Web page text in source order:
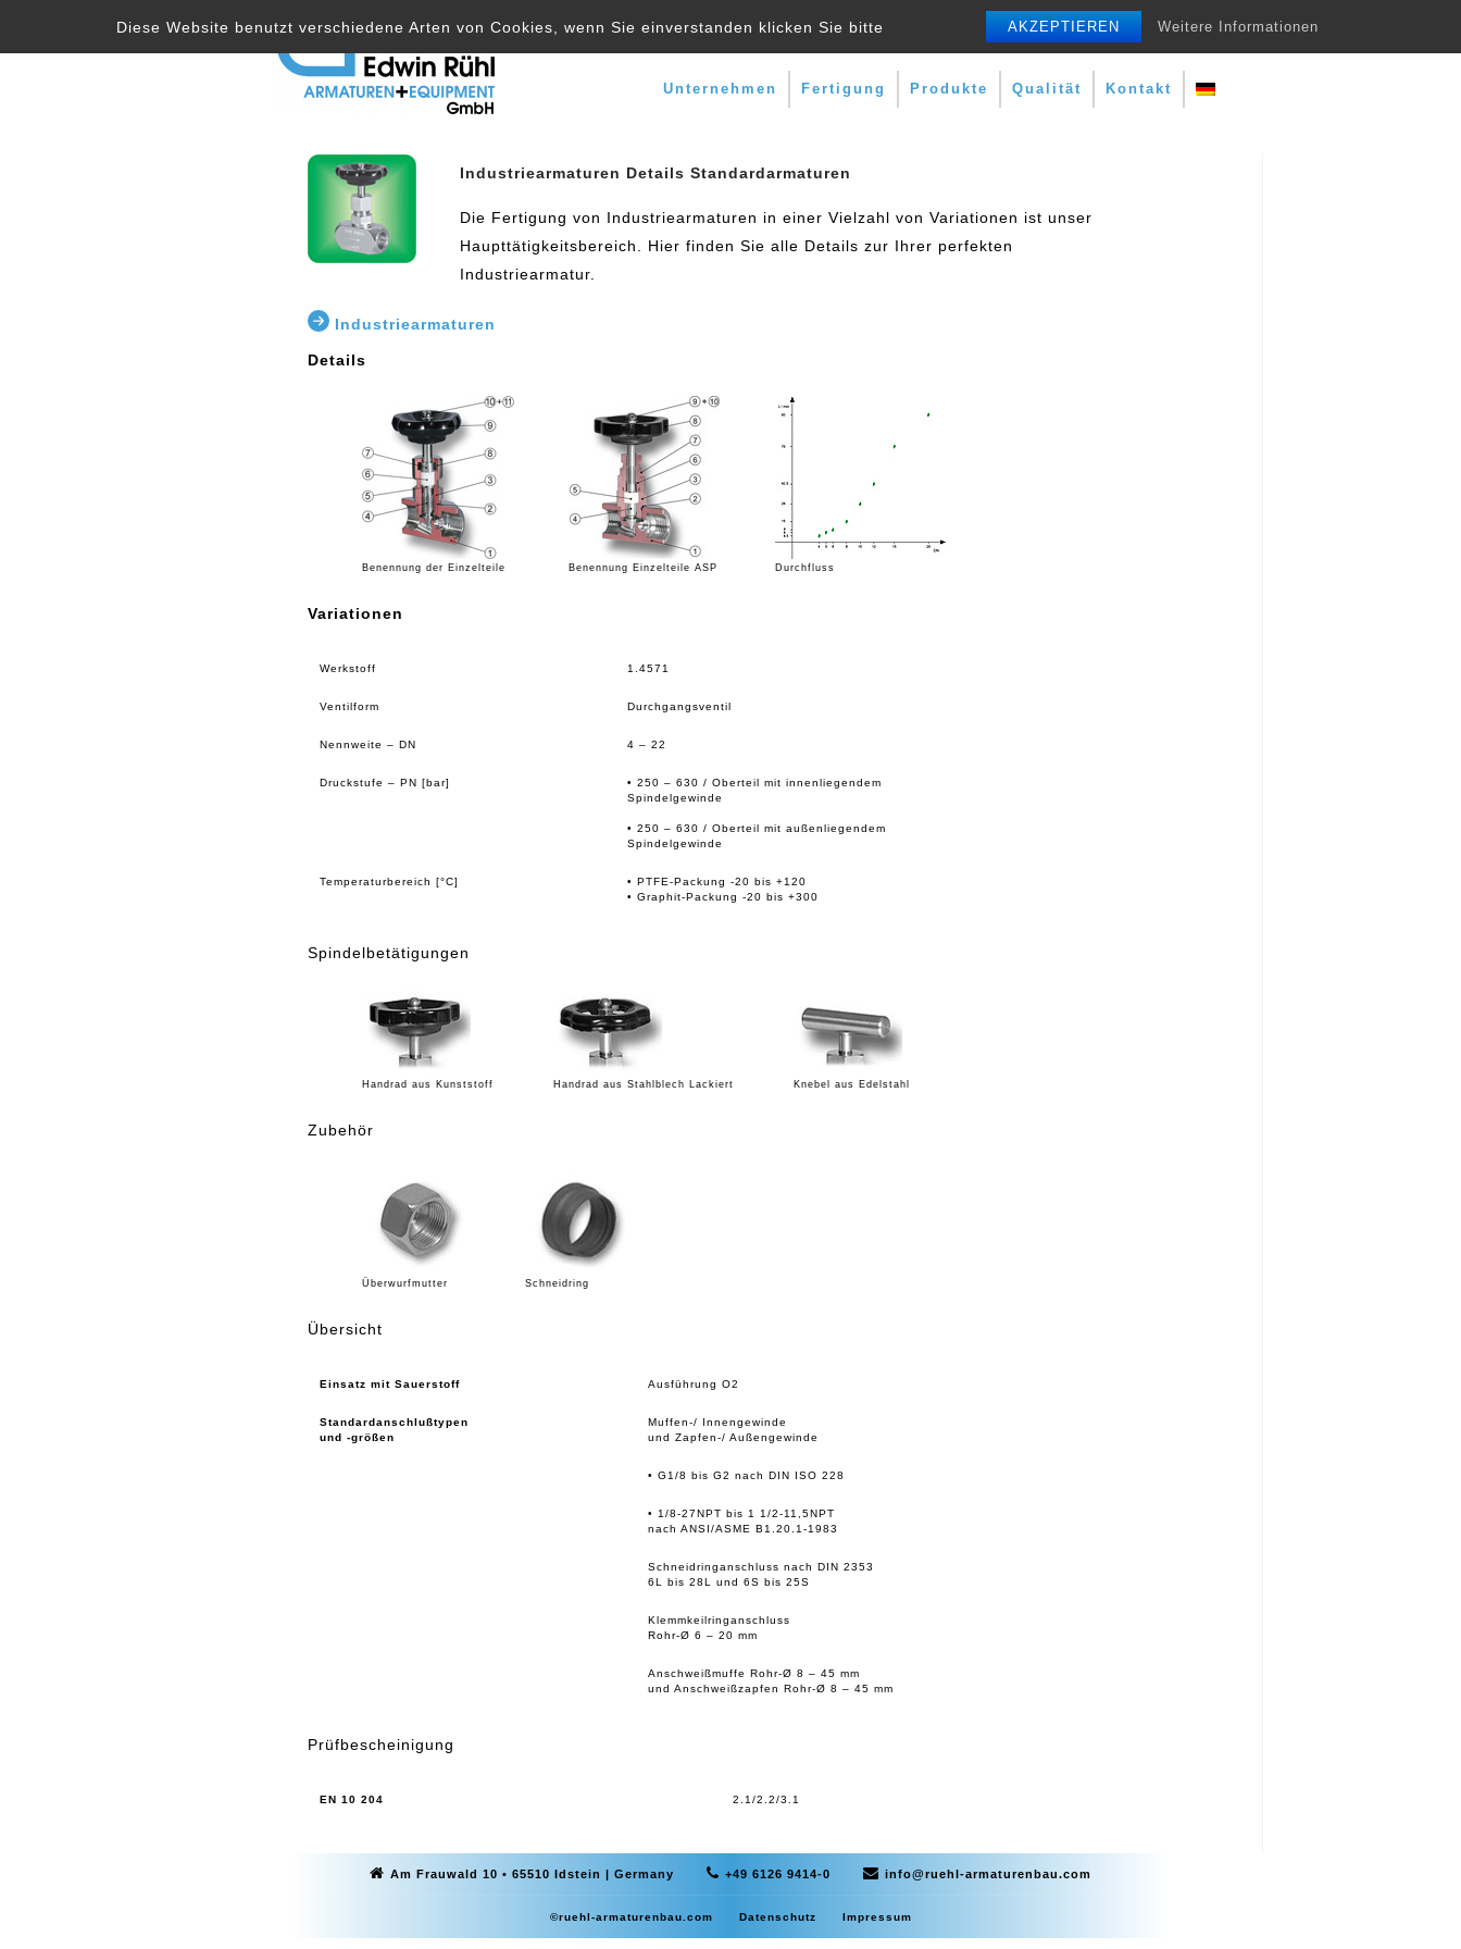
Diese Website benutzt verschiedene Arten von Cookies, wenn Sie einverstanden klicken Sie bitte AKZEPTIEREN Weitere Informationen
Unternehmen Fertigung Produkte Qualität Kontakt
Industriearmaturen Details Standardarmaturen
Die Fertigung von Industriearmaturen in einer Vielzahl von Variationen ist unser
Haupttätigkeitsbereich. Hier finden Sie alle Details zur Ihrer perfekten
Industriearmatur.
Industriearmaturen
Details
Benennung der Einzelteile Benennung Einzelteile ASP Durchfluss
Variationen
Werkstoff 1.4571
Ventilform Durchgangsventil
Nennweite – DN 4 – 22
Druckstufe – PN [bar]
• 250 – 630 / Oberteil mit innenliegendem
Spindelgewinde
• 250 – 630 / Oberteil mit außenliegendem
Spindelgewinde
Temperaturbereich [°C]
• PTFE-Packung -20 bis +120
• Graphit-Packung -20 bis +300
Spindelbetätigungen
Handrad aus Kunststoff Handrad aus Stahlblech Lackiert Knebel aus Edelstahl
Zubehör
Überwurfmutter Schneidring
Übersicht
Einsatz mit Sauerstoff Ausführung O2
Standardanschlußtypen
und -größen
Muffen-/ Innengewinde
und Zapfen-/ Außengewinde
• G1/8 bis G2 nach DIN ISO 228
• 1/8-27NPT bis 1 1/2-11,5NPT
nach ANSI/ASME B1.20.1-1983
Schneidringanschluss nach DIN 2353
6L bis 28L und 6S bis 25S
Klemmkeilringanschluss
Rohr-Ø 6 – 20 mm
Anschweißmuffe Rohr-Ø 8 – 45 mm
und Anschweißzapfen Rohr-Ø 8 – 45 mm
Prüfbescheinigung
EN 10 204 2.1/2.2/3.1
Am Frauwald 10 • 65510 Idstein | Germany +49 6126 9414-0 info@ruehl-armaturenbau.com
©ruehl-armaturenbau.com Datenschutz Impressum